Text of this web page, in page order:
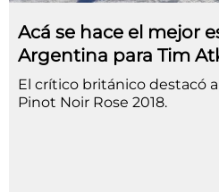
Acá se hace el mejor
Argentina para Tim
El crítico británico destacó
Pinot Noir Rose 2018.